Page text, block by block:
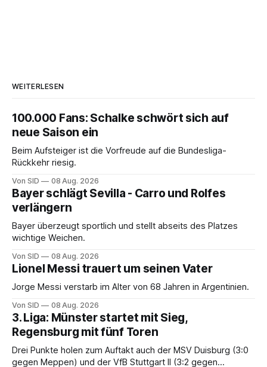
WEITERLESEN
100.000 Fans: Schalke schwört sich auf
neue Saison ein
Beim Aufsteiger ist die Vorfreude auf die Bundesliga-
Rückkehr riesig.
Von SID 08 Aug. 2026
Bayer schlägt Sevilla - Carro und Rolfes
verlängern
Bayer überzeugt sportlich und stellt abseits des Platzes
wichtige Weichen.
Von SID 08 Aug. 2026
Lionel Messi trauert um seinen Vater
Jorge Messi verstarb im Alter von 68 Jahren in Argentinien.
Von SID 08 Aug. 2026
3. Liga: Münster startet mit Sieg,
Regensburg mit fünf Toren
Drei Punkte holen zum Auftakt auch der MSV Duisburg (3:0
gegen Meppen) und der VfB Stuttgart II (3:2 gegen